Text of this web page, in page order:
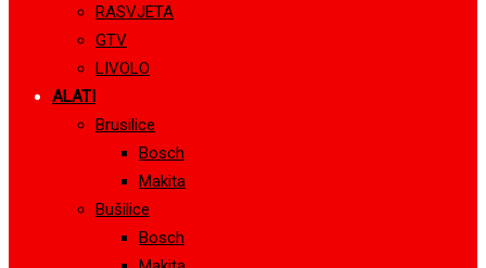
RASVJETA
GTV
LIVOLO
ALATI
Brusilice
Bosch
Makita
Bušilice
Bosch